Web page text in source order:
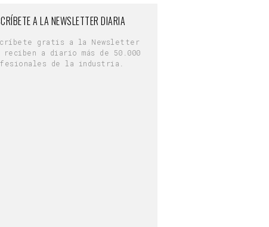
A LA NEWSLETTER DIARIA
gratis a la Newsletter
reciben a diario más de 50.000
de la industria.